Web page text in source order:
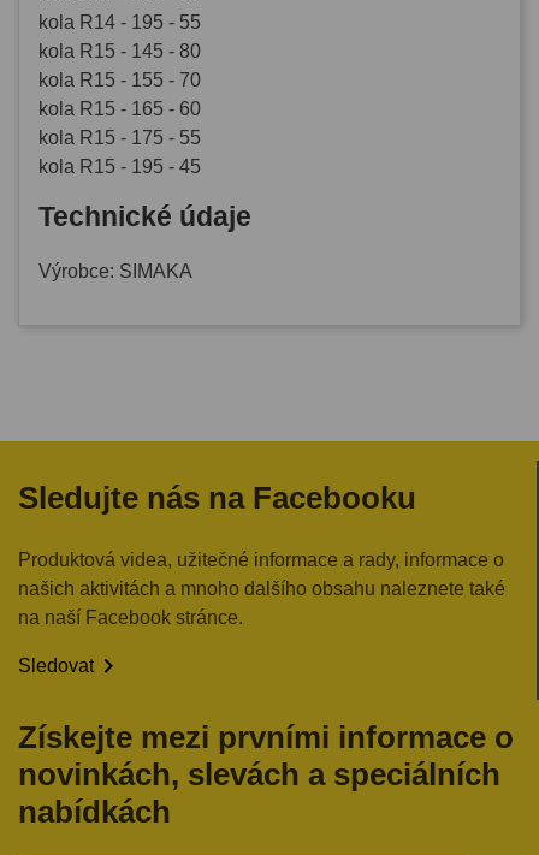
kola R14 - 195 - 55
kola R15 - 145 - 80
kola R15 - 155 - 70
kola R15 - 165 - 60
kola R15 - 175 - 55
kola R15 - 195 - 45
Technické údaje
Výrobce: SIMAKA
Sledujte nás na Facebooku
Produktová videa, užitečné informace a rady, informace o
našich aktivitách a mnoho dalšího obsahu naleznete také
na naší Facebook stránce.
Sledovat
Získejte mezi prvními informace o
novinkách, slevách a speciálních
nabídkách